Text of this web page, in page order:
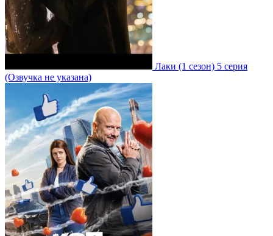
Лаки (1 сезон) 5 серия
(Озвучка не указана)